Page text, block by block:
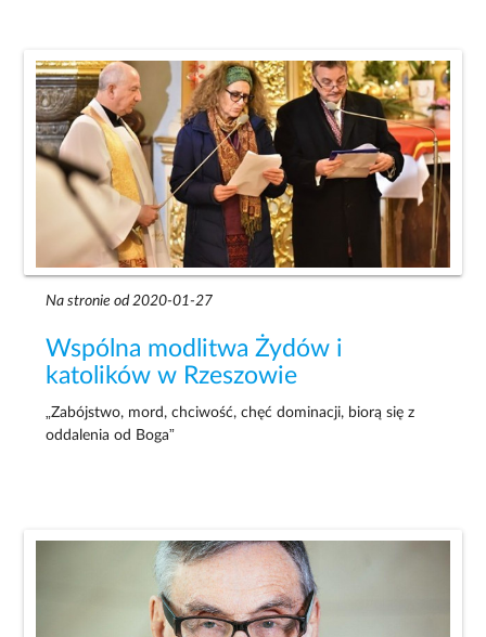
Na stronie od 2020-01-27
Wspólna modlitwa Żydów i
katolików w Rzeszowie
„Zabójstwo, mord, chciwość, chęć dominacji, biorą się z
oddalenia od Boga”